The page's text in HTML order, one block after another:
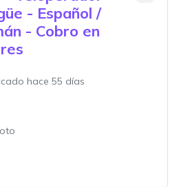
- Español /
- Cobro en
hace 55 días